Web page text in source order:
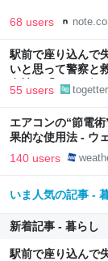
68 users
駅前で座り込んで
いと思って警察と
女性に「あなた何
55 users
エアコンの“節電
果的な使用法 - ウ
140 users
いま人気の記事 -
新着記事 - 暮らし
駅前で座り込んで